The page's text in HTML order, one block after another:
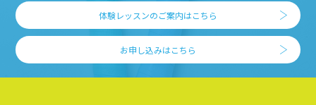
体験レッスンのご案内はこちら
お申し込みはこちら